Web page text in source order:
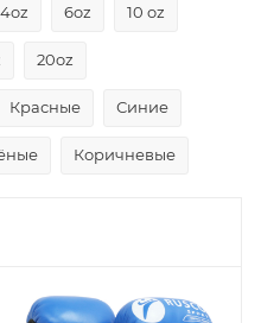
4oz 6oz 10 oz
20oz
Красные Синие
Коричневые